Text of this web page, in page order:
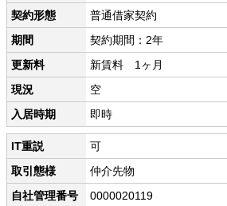
契約形態
普通借家契約
期間
契約期間：2年
更新料
新賃料 1ヶ月
現況
空
入居時期
即時
IT重説
可
取引態様
仲介先物
自社管理番号
0000020119